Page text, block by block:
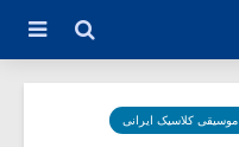
موسیقی کلاسیک ایرانی